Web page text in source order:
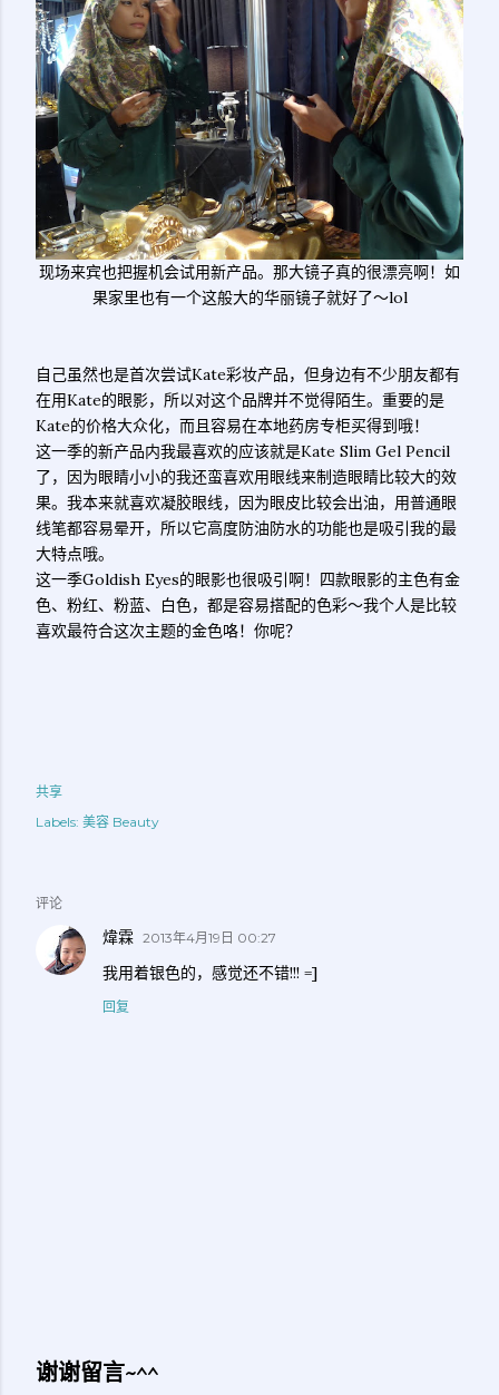
现场来宾也把握机会试用新产品。那大镜子真的很漂亮啊！如
果家里也有一个这般大的华丽镜子就好了～lol
自己虽然也是首次尝试Kate彩妆产品，但身边有不少朋友都有
在用Kate的眼影，所以对这个品牌并不觉得陌生。重要的是
Kate的价格大众化，而且容易在本地药房专柜买得到哦！
这一季的新产品内我最喜欢的应该就是Kate Slim Gel Pencil
了，因为眼睛小小的我还蛮喜欢用眼线来制造眼睛比较大的效
果。我本来就喜欢凝胶眼线，因为眼皮比较会出油，用普通眼
线笔都容易晕开，所以它高度防油防水的功能也是吸引我的最
大特点哦。
这一季Goldish Eyes的眼影也很吸引啊！四款眼影的主色有金
色、粉红、粉蓝、白色，都是容易搭配的色彩～我个人是比较
喜欢最符合这次主题的金色咯！你呢？
共享
Labels: 美容 Beauty
评论
煒霖 2013年4月19日 00:27
我用着银色的，感觉还不错!!! =]
回复
谢谢留言~^^